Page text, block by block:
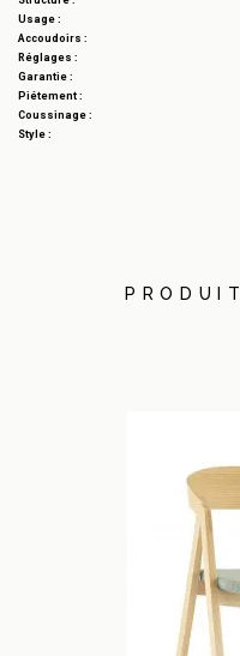
Usage :
Accoudoirs :
Réglages :
Garantie :
Piétement :
Coussinage :
Style :